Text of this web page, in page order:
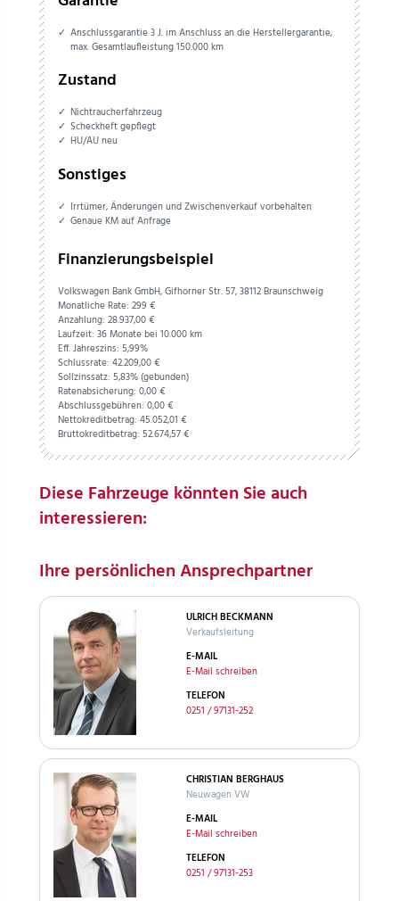
Anschlussgarantie 3 J. im Anschluss an die Herstellergarantie,
max. Gesamtlaufleistung 150.000 km
Zustand
Nichtraucherfahrzeug
Scheckheft gepflegt
HU/AU neu
Sonstiges
Irrtümer, Änderungen und Zwischenverkauf vorbehalten
Genaue KM auf Anfrage
Finanzierungsbeispiel
Volkswagen Bank GmbH, Gifhorner Str. 57, 38112 Braunschweig
Monatliche Rate: 299 €
Anzahlung: 28.937,00€
Laufzeit: 36 Monate bei 10.000 km
Eff. Jahreszins: 5,99%
Schlussrate: 42.209,00€
Sollzinssatz: 5,83% (gebunden)
Ratenabsicherung: 0,00€
Abschlussgebühren: 0,00€
Nettokreditbetrag: 45.052,01 €
Bruttokreditbetrag: 52.674,57€
Diese Fahrzeuge könnten Sie auch
interessieren:
Ihre persönlichen Ansprechpartner
ULRICH BECKMANN
Verkaufsleitung
E-MAIL
E-Mail schreiben
TELEFON
0251 / 97131-252
CHRISTIAN BERGHAUS
Neuwagen VW
E-MAIL
E-Mail schreiben
TELEFON
0251 / 97131-253